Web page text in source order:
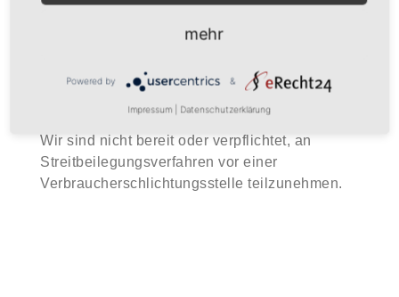
27 a Umsatzsteuergesetz:
BEILEGUNG/UNIVERSAL­
SCHLICHTUNGS­STELLE
Wir sind nicht bereit oder verpflichtet, an
Streitbeilegungsverfahren vor einer
Verbraucherschlichtungsstelle teilzunehmen.
mehr
Powered by &
Impressum Datenschutzerklärung